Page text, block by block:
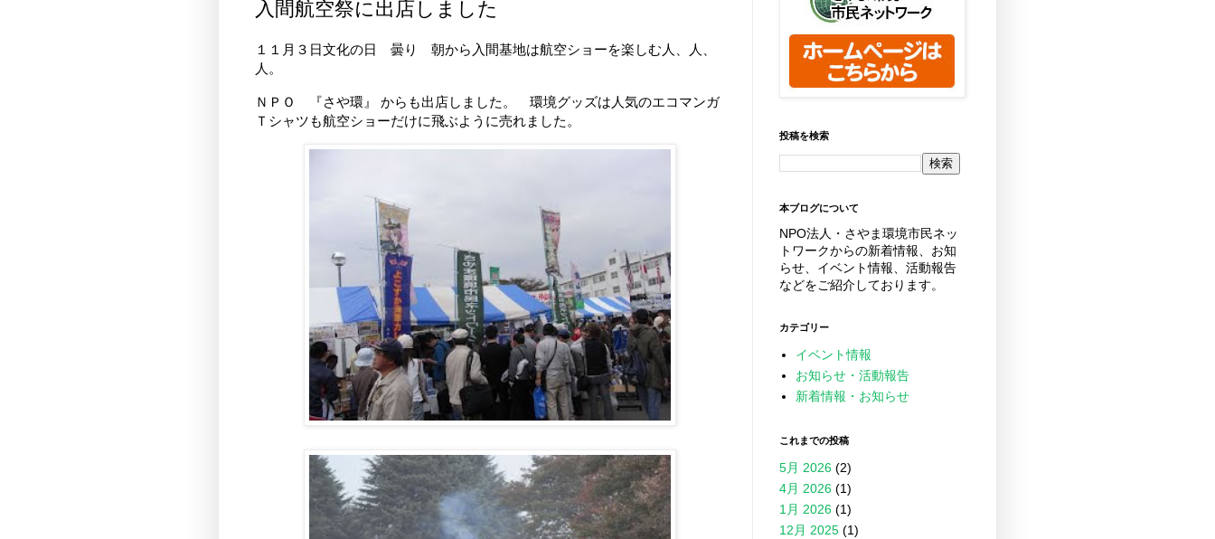
入間航空祭に出店しました
１１月３日文化の日 曇り 朝から入間基地は航空ショーを楽しむ人、人、
人。
ＮＰＯ 『さや環』 からも出店しました。 環境グッズは人気のエコマンガ
Ｔシャツも航空ショーだけに飛ぶように売れました。
投稿を検索
本ブログについて
NPO法人・さやま環境市民ネッ
トワークからの新着情報、お知
らせ、イベント情報、活動報告
などをご紹介しております。
カテゴリー
イベント情報
お知らせ・活動報告
新着情報・お知らせ
これまでの投稿
5月 2026 (2)
4月 2026 (1)
1月 2026 (1)
12月 2025 (1)